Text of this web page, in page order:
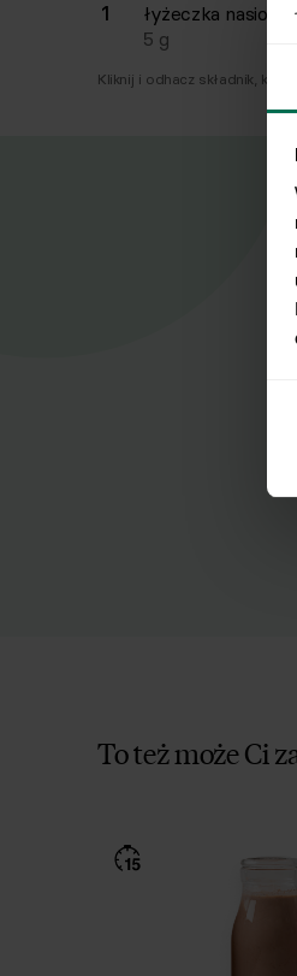
1
łyżeczka nasion
5 g
Kliknij i odhacz składnik, który
To też może Ci